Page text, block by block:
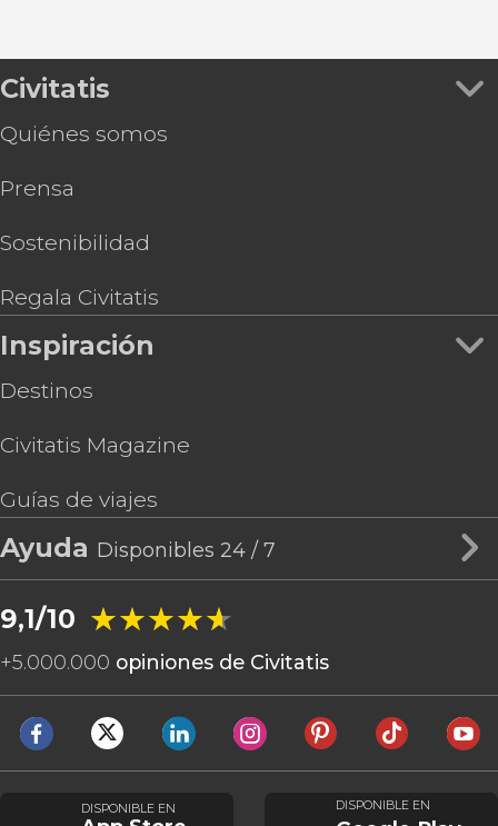
Civitatis
Quiénes somos
Prensa
Sostenibilidad
Regala Civitatis
Inspiración
Destinos
Civitatis Magazine
Guías de viajes
Ayuda Disponibles 24 / 7
9,1/10 ★★★★★
★★★★★
+5.000.000 opiniones de Civitatis
DISPONIBLE EN DISPONIBLE EN